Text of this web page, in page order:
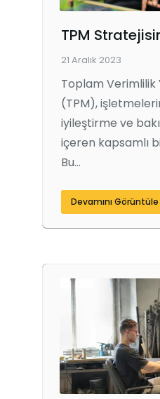
21 Aralık 2023
Toplam Verimlilik
(TPM),
iyileştirme ve
içeren kapsamlı
Bu…
Devamını Görüntüle